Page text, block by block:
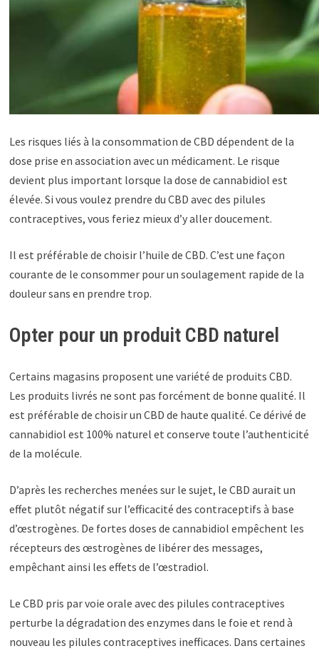
Les risques liés à la consommation de CBD dépendent de la
dose prise en association avec un médicament. Le risque
devient plus important lorsque la dose de cannabidiol est
élevée. Si vous voulez prendre du CBD avec des pilules
contraceptives, vous feriez mieux d’y aller doucement.
Il est préférable de choisir l’huile de CBD. C’est une façon
courante de le consommer pour un soulagement rapide de la
douleur sans en prendre trop.
Opter pour un produit CBD naturel
Certains magasins proposent une variété de produits CBD.
Les produits livrés ne sont pas forcément de bonne qualité. Il
est préférable de choisir un CBD de haute qualité. Ce dérivé de
cannabidiol est 100% naturel et conserve toute l’authenticité
de la molécule.
D’après les recherches menées sur le sujet, le CBD aurait un
effet plutôt négatif sur l’efficacité des contraceptifs à base
d’œstrogènes. De fortes doses de cannabidiol empêchent les
récepteurs des œstrogènes de libérer des messages,
empêchant ainsi les effets de l’œstradiol.
Le CBD pris par voie orale avec des pilules contraceptives
perturbe la dégradation des enzymes dans le foie et rend à
nouveau les pilules contraceptives inefficaces. Dans certaines